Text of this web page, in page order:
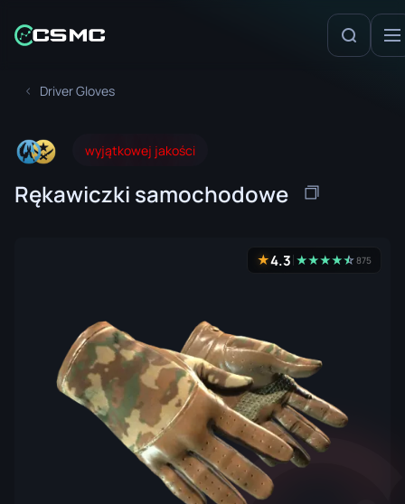
Driver Gloves
wyjątkowej jakości
Rękawiczki samochodowe
★4.3 ★★★★★
☆875